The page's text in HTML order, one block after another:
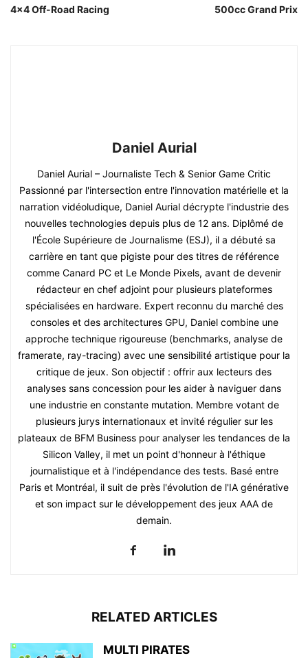
4×4 Off-Road Racing 500cc Grand Prix
Daniel Aurial
Daniel Aurial – Journaliste Tech & Senior Game Critic
Passionné par l'intersection entre l'innovation matérielle et la
narration vidéoludique, Daniel Aurial décrypte l'industrie des
nouvelles technologies depuis plus de 12 ans. Diplômé de
l'École Supérieure de Journalisme (ESJ), il a débuté sa
carrière en tant que pigiste pour des titres de référence
comme Canard PC et Le Monde Pixels, avant de devenir
rédacteur en chef adjoint pour plusieurs plateformes
spécialisées en hardware. Expert reconnu du marché des
consoles et des architectures GPU, Daniel combine une
approche technique rigoureuse (benchmarks, analyse de
framerate, ray-tracing) avec une sensibilité artistique pour la
critique de jeux. Son objectif : offrir aux lecteurs des
analyses sans concession pour les aider à naviguer dans
une industrie en constante mutation. Membre votant de
plusieurs jurys internationaux et invité régulier sur les
plateaux de BFM Business pour analyser les tendances de la
Silicon Valley, il met un point d'honneur à l'éthique
journalistique et à l'indépendance des tests. Basé entre
Paris et Montréal, il suit de près l'évolution de l'IA générative
et son impact sur le développement des jeux AAA de
demain.
RELATED ARTICLES
MULTI PIRATES